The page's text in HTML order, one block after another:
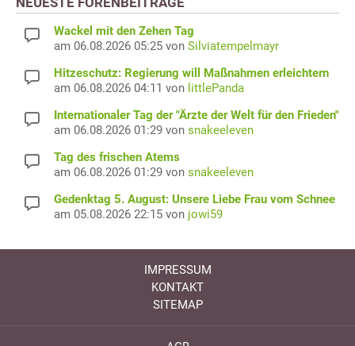
Wackel mit den Zehen Tag
am 06.08.2026 05:25 von Silviatempelmayr
Hitzeschutz: Regierung will Maßnahmen erleichtern
am 06.08.2026 04:11 von littlePanda
Internationaler Tag der "Ärzte der Welt für den Frieden"
am 06.08.2026 01:29 von snakeeleven
Tag des frischen Atems
am 06.08.2026 01:29 von snakeeleven
Gedenktag 5. August: Unsere Liebe Frau vom Schnee
am 05.08.2026 22:15 von jowi59
IMPRESSUM
KONTAKT
SITEMAP